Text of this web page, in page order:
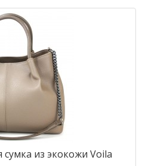
сумка из экокожи Voila